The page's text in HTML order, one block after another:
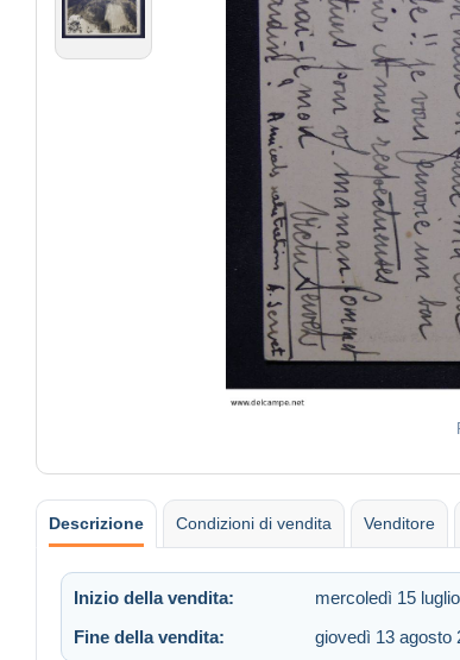
Descrizione Condizioni di vendita Venditore
Inizio della vendita: mercoledì 15
Fine della vendita:
giovedì 13 agosto